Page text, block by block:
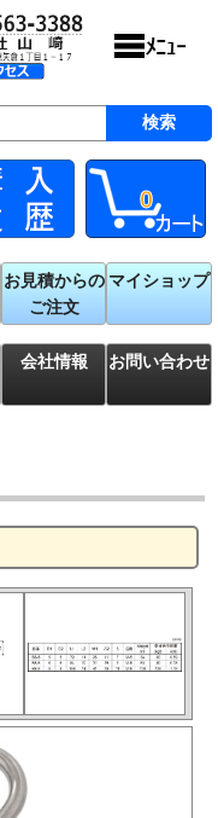
0
お見積からの
ご注文
マイショップ
会社情報 お問い合わせ